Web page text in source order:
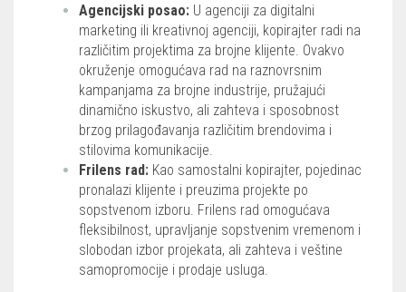
Agencijski posao: U agenciji za digitalni
marketing ili kreativnoj agenciji, kopirajter radi na
različitim projektima za brojne klijente. Ovakvo
okruženje omogućava rad na raznovrsnim
kampanjama za brojne industrije, pružajući
dinamično iskustvo, ali zahteva i sposobnost
brzog prilagođavanja različitim brendovima i
stilovima komunikacije.
Frilens rad: Kao samostalni kopirajter, pojedinac
pronalazi klijente i preuzima projekte po
sopstvenom izboru. Frilens rad omogućava
fleksibilnost, upravljanje sopstvenim vremenom i
slobodan izbor projekata, ali zahteva i veštine
samopromocije i prodaje usluga.